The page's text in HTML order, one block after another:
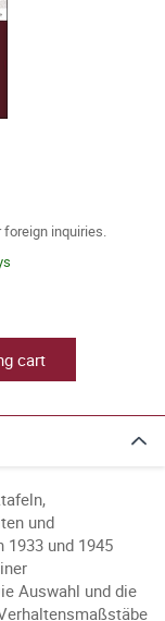
foreign inquiries.
cart
und
1933 und 1945
Auswahl und die